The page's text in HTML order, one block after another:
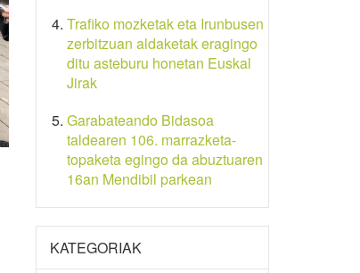
Trafiko mozketak eta Irunbusen
zerbitzuan aldaketak eragingo
ditu asteburu honetan Euskal
Jirak
Garabateando Bidasoa
taldearen 106. marrazketa-
topaketa egingo da abuztuaren
16an Mendibil parkean
KATEGORIAK